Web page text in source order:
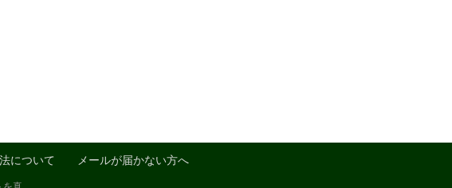
について メールが届かない方へ